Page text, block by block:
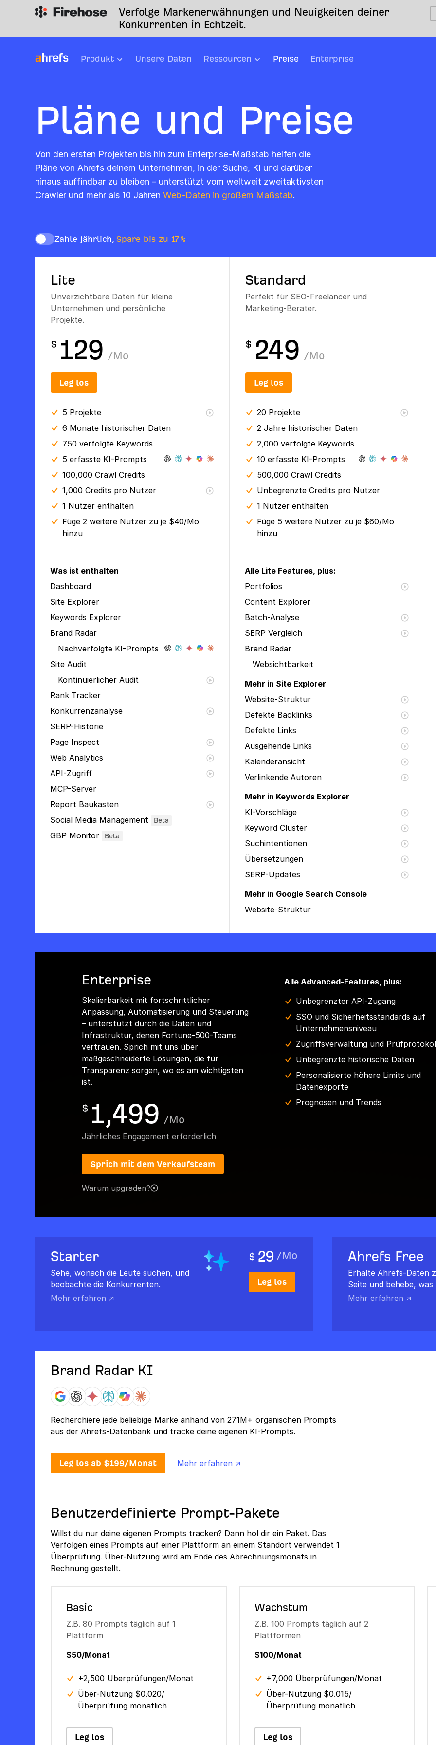
Verfolge Markenerwähnungen und Neuigkeiten deiner
Konkurrenten in Echtzeit.
Produkt Unsere Daten Ressourcen Preise Enterprise
Pläne und Preise
Von den ersten Projekten bis hin zum Enterprise-Maßstab helfen die
Pläne von Ahrefs deinem Unternehmen, in der Suche, KI und darüber
hinaus auffindbar zu bleiben – unterstützt vom weltweit zweitaktivsten
Crawler und mehr als 10 Jahren Web-Daten in großem Maßstab.
Zahle jährlich, Spare bis zu 17 %
Lite
Unverzichtbare Daten für kleine
Unternehmen und persönliche
Projekte.
Standard
Perfekt für SEO-Freelancer und
Marketing-Berater.
$ 129 /Mo
$ 249 /Mo
Leg los Leg los
5 Projekte
6 Monate historischer Daten
750 verfolgte Keywords
5 erfasste KI-Prompts
100,000 Crawl Credits
1,000 Credits pro Nutzer
1 Nutzer enthalten
Füge 2 weitere Nutzer zu je $40/Mo
hinzu
20 Projekte
2 Jahre historischer Daten
2,000 verfolgte Keywords
10 erfasste KI-Prompts
500,000 Crawl Credits
Unbegrenzte Credits pro Nutzer
1 Nutzer enthalten
Füge 5 weitere Nutzer zu je $60/Mo
hinzu
Was ist enthalten
Dashboard
Site Explorer
Keywords Explorer
Brand Radar
Nachverfolgte KI-Prompts
Site Audit
Kontinuierlicher Audit
Rank Tracker
Konkurrenzanalyse
SERP-Historie
Page Inspect
Web Analytics
API-Zugriff
MCP-Server
Report Baukasten
Social Media Management
Beta
GBP Monitor Beta
Alle Lite Features, plus:
Portfolios
Content Explorer
Batch-Analyse
SERP Vergleich
Brand Radar
Websichtbarkeit
Mehr in Site Explorer
Website-Struktur
Defekte Backlinks
Defekte Links
Ausgehende Links
Kalenderansicht
Verlinkende Autoren
Mehr in Keywords Explorer
KI-Vorschläge
Keyword Cluster
Suchintentionen
Übersetzungen
SERP-Updates
Mehr in Google Search Console
Website-Struktur
Enterprise
Skalierbarkeit mit fortschrittlicher
Anpassung, Automatisierung und Steuerung
– unterstützt durch die Daten und
Infrastruktur, denen Fortune-500-Teams
vertrauen. Sprich mit uns über
maßgeschneiderte Lösungen, die für
Transparenz sorgen, wo es am wichtigsten
ist.
$ 1,499 /Mo
Jährliches Engagement erforderlich
Sprich mit dem Verkaufsteam
Warum upgraden?
Alle Advanced-Features, plus:
Unbegrenzter API-Zugang
SSO und Sicherheitsstandards auf
Unternehmensniveau
Zugriffsverwaltung und
Unbegrenzte historische Daten
Personalisierte höhere Limits und
Datenexporte
Prognosen und Trends
Starter
Sehe, wonach die Leute suchen, und
beobachte die Konkurrenten.
Mehr erfahren ↗
$ 29 /Mo
Leg los
Ahrefs Free
Erhalte Ahrefs-Daten
Seite und behebe,
Mehr erfahren ↗
Brand Radar KI
Recherchiere jede beliebige Marke anhand von 271M+ organischen Prompts
aus der Ahrefs-Datenbank und tracke deine eigenen KI-Prompts.
Leg los ab $199/Monat Mehr erfahren ↗
Benutzerdefinierte Prompt-Pakete
Willst du nur deine eigenen Prompts tracken? Dann hol dir ein Paket. Das
Verfolgen eines Prompts auf einer Plattform an einem Standort verwendet 1
Überprüfung. Über-Nutzung wird am Ende des Abrechnungsmonats in
Rechnung gestellt.
Basic
Z.B. 80 Prompts täglich auf 1
Plattform
$50/Monat
+2,500 Überprüfungen/Monat
Über-Nutzung $0.020/
Überprüfung monatlich
Leg los
Wachstum
Z.B. 100 Prompts täglich auf 2
Plattformen
$100/Monat
+7,000 Überprüfungen/Monat
Über-Nutzung $0.015/
Überprüfung monatlich
Leg los